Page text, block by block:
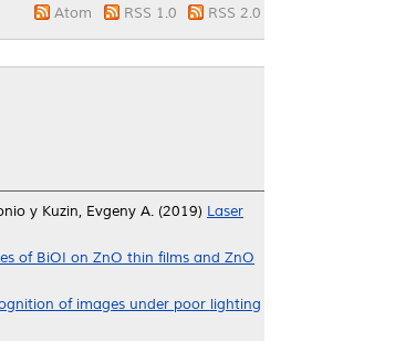
Atom RSS 1.0 RSS 2.0
y Kuzin, Evgeny A. (2019) Laser
of BiOI on ZnO thin films and ZnO
of images under poor lighting